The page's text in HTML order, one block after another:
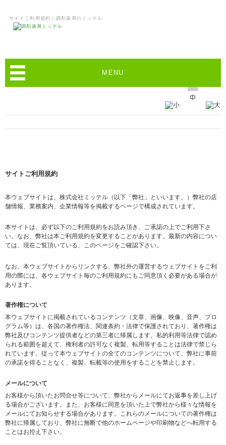
サイトご利用規約｜調剤薬局のミッテル
MENU
サイトご利用規約
本ウェブサイトは、株式会社ミッテル（以下「弊社」といいます。）弊社の店
舗情報、業務案内、企業情報等を掲載するページで構成されています。
本サイトは、必ず以下のご利用規約をお読み頂き、ご承諾の上でご利用下さ
い。なお、弊社は本ご利用規約を変更することがあります。最新の内容につい
ては、現在ご覧頂いている、このページをご確認下さい。
なお、本ウェブサイトからリンクする、弊社外の運営するウェブサイトをご利
用の際には、各ウェブサイト毎のご利用規約にもご同意頂く必要がある場合が
あります。
著作権について
本ウェブサイトに掲載されているコンテンツ（文章、画像、映像、音声、プロ
グラム等）は、各国の著作権法、関連条約・法律で保護されており、著作権は
弊社及びコンテンツ提供者などの第三者に帰属します。私的利用等法律で認め
られる範囲を超えて、権利者の許可なく複製、転用等することは法律で禁じら
れています。従って本ウェブサイトの全てのコンテンツについて、弊社に事前
の承諾を得ることなく、複製、転載等の使用をすることを禁止します。
メールについて
お客様から頂いたお問合せ等について、弊社からメールにてお返事を差し上げ
る場合がございます。また、お客様に同意を頂いた上で弊社から様々な情報を
メールにてお知らせする場合があります。これらのメールについての著作権は
弊社に帰属しており、弊社に無断で他のホームページや印刷物などへ転用する
ことはお控え下さい。